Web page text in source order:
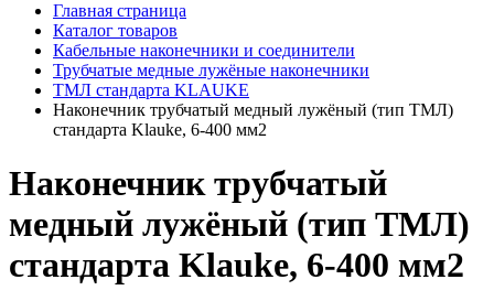
Главная страница
Каталог товаров
Кабельные наконечники и соединители
Трубчатые медные лужёные наконечники
ТМЛ стандарта KLAUKE
Наконечник трубчатый медный лужёный (тип ТМЛ)
стандарта Klauke, 6-400 мм2
Наконечник трубчатый
медный лужёный (тип ТМЛ)
стандарта Klauke, 6-400 мм2